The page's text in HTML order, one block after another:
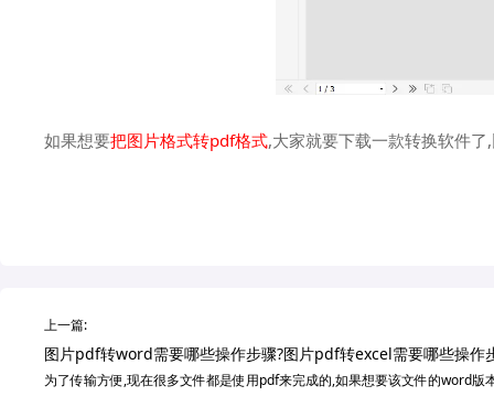
如果想要把图片格式转pdf格式,大家就要下载一款转换软件
上一篇:
图片pdf转word需要哪些操作步骤?图片pdf转excel需要哪些操作
为了传输方便,现在很多文件都是使用pdf来完成的,如果想要该文件的word